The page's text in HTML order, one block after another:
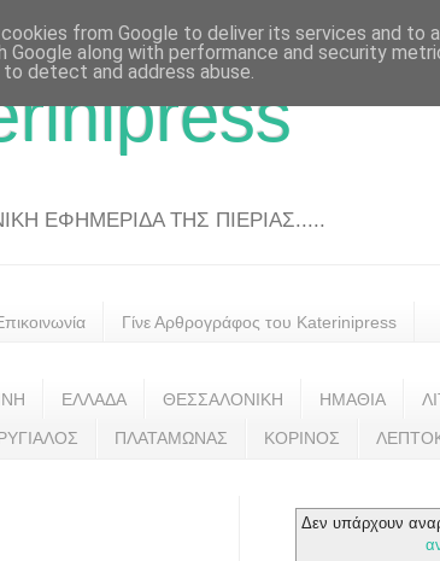
ΕΦΗΜΕΡΙΔΑ ΤΗΣ ΠΙΕΡΙΑΣ.....
Γίνε Αρθρογράφος του Katerinipress
ΕΛΛΑΔΑ ΘΕΣΣΑΛΟΝΙΚΗ ΗΜΑΘΙΑ
ΠΛΑΤΑΜΩΝΑΣ ΚΟΡΙΝΟΣ
Δεν υπάρχουν
from Google to deliver its services and to
Google along with performance and security
detect and address abuse.